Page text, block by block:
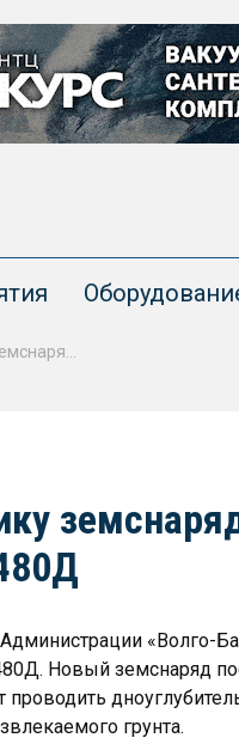
«Волго-
Новый земснаряд
грунта.